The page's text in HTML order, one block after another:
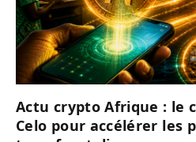
Actu crypto Afrique : le
Celo pour accélérer les